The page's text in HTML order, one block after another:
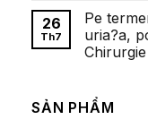
exista
cazinouri
cu
depunere
minima
zecelea
Lei
bình
luận
ở
Fetele
Majoritatea
Serviceman,
26
Th7
Pe
uria?a,
bình
luận
ở
SẢN PHẨM